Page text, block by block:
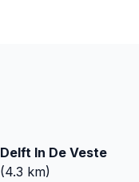
Delft In De Veste
(4.3 km)